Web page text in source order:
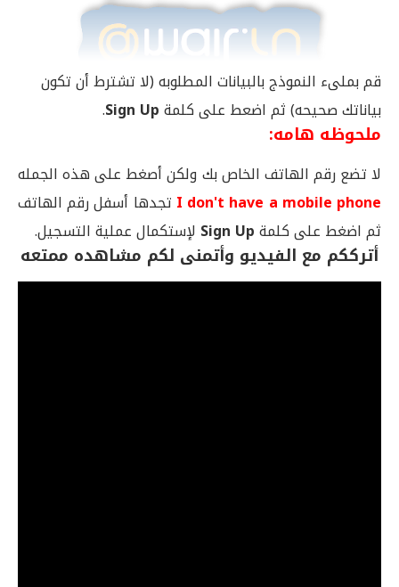
قم بملىء النموذج بالبيانات المطلوبه (لا تشترط أن تكون
بياناتك صحيحه) ثم اضعط على كلمةSign Up
.
ملحوظه هامه:
لا تضع رقم الهاتف الخاص بك ولكن أصغط على هذه الجمله
I don't have a mobile phone تجدها أسفل رقم الهاتف
ثم اضغط على كلمةSign Up لإستكمال عملية التسجيل.
أترككم مع الفيديو وأتمنى لكم مشاهده ممتعه